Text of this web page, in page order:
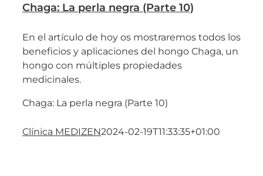
Chaga: La perla negra (Parte 10)
En el artículo de hoy os mostraremos todos los
beneficios y aplicaciones del hongo Chaga, un
hongo con múltiples propiedades
medicinales.
Chaga: La perla negra (Parte 10)
Clínica MEDIZEN2024-02-19T11:33:35+01:00